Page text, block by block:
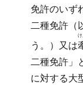
免許のいず
二種免許（
う。）又は
け
二種免許」
に対する大